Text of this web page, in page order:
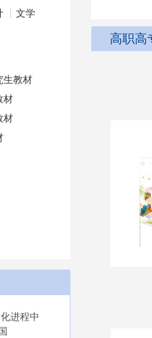
文学
生教材
材
材
进程中
高职高